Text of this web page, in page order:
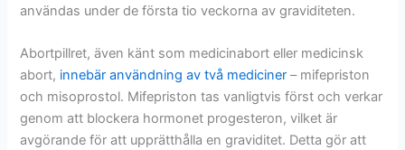
användas under de första tio veckorna av graviditeten.
Abortpillret, även känt som medicinabort eller medicinsk
abort, innebär användning av två mediciner – mifepriston
och misoprostol. Mifepriston tas vanligtvis först och verkar
genom att blockera hormonet progesteron, vilket är
avgörande för att upprätthålla en graviditet. Detta gör att